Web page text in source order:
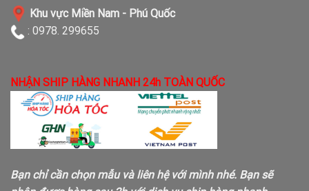
Khu vực Miền Nam - Phú Quốc
: 0978. 299655
NHẬN SHIP HÀNG NHANH 24h TOÀN QUỐC
Bạn chỉ cần chọn mẫu và liên hệ với mình nhé. Bạn sẽ